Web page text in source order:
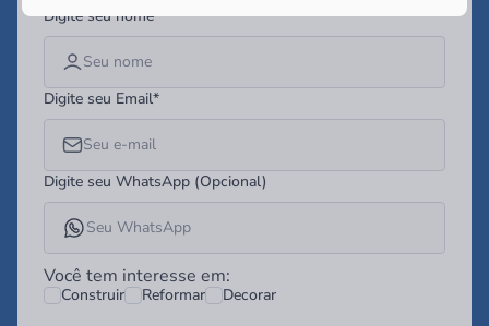
Digite seu nome*
Digite seu Email*
Digite seu WhatsApp (Opcional)
Você tem interesse em:
Construir Reformar Decorar